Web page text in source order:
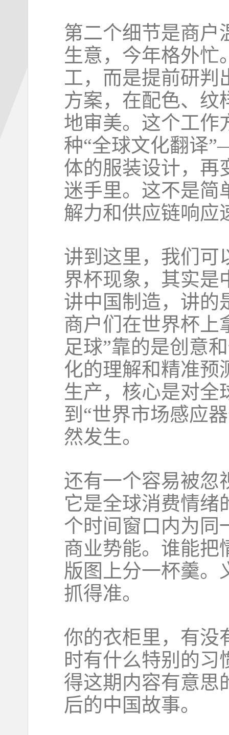
第二个细节是商户
生意，今年格外忙
工，而是提前研判
方案，在配色、纹
地审美。这个工作
种“全球文化翻译
体的服装设计，再
迷手里。这不是简
解力和供应链响应
讲到这里，我们可
界杯现象，其实是
讲中国制造，讲的
商户们在世界杯上
足球”靠的是创意
化的理解和精准预
生产，核心是对全
到“世界市场感应
然发生。
还有一个容易被忽
它是全球消费情绪
个时间窗口内为同
商业势能。谁能把
版图上分一杯羹。
抓得准。
你的衣柜里，有没
时有什么特别的习
得这期内容有意思
后的中国故事。